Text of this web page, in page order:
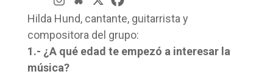
Hilda Hund, cantante, guitarrista y
compositora del grupo:
1.- ¿A qué edad te empezó a interesar la
música?